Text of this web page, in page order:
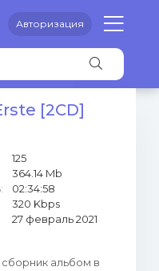
Авторизация
[2CD]
125
364.14 Mb
02:34:58
320 Kbps
27 февраль 2021
альбом в